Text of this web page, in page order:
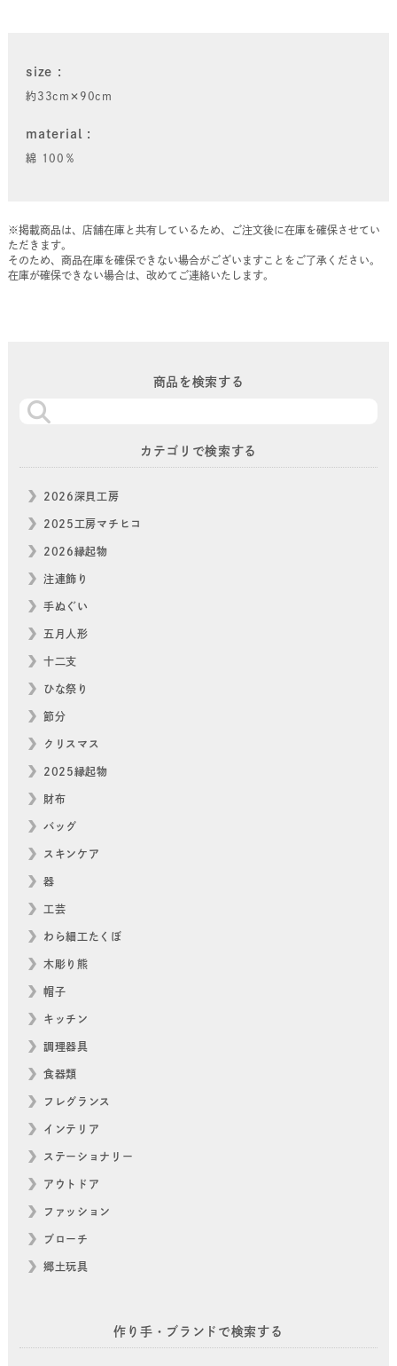
size
約33cm✕90cm
material
綿 100％
※掲載商品は、店舗在庫と共有しているため、ご注文後に在庫を確保させてい
ただきます。
そのため、商品在庫を確保できない場合がございますことをご了承ください。
在庫が確保できない場合は、改めてご連絡いたします。
商品を検索する
カテゴリで検索する
2026深貝工房
2025工房マチヒコ
2026縁起物
注連飾り
手ぬぐい
五月人形
十二支
ひな祭り
節分
クリスマス
2025縁起物
財布
バッグ
スキンケア
器
工芸
わら細工たくぼ
木彫り熊
帽子
キッチン
調理器具
食器類
フレグランス
インテリア
ステーショナリー
アウトドア
ファッション
ブローチ
郷土玩具
作り手・ブランドで検索する